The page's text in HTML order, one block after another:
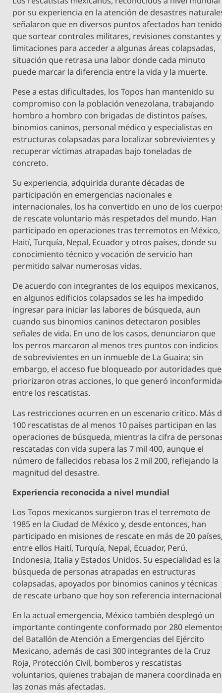
por su experiencia en la atención de desastres
señalaron que en diversos puntos afectados han tenido
que sortear controles militares, revisiones constantes y
limitaciones para acceder a algunas áreas colapsadas,
situación que retrasa una labor donde cada minuto
puede marcar la diferencia entre la vida y la muerte.
Pese a estas dificultades, los Topos han mantenido su
compromiso con la población venezolana, trabajando
hombro a hombro con brigadas de distintos países,
binomios caninos, personal médico y especialistas en
estructuras colapsadas para localizar sobrevivientes y
recuperar víctimas atrapadas bajo toneladas de
concreto.
Su experiencia, adquirida durante décadas de
participación en emergencias nacionales e
internacionales, los ha convertido en uno de los
de rescate voluntario más respetados del mundo. Han
participado en operaciones tras terremotos en México,
Haití, Turquía, Nepal, Ecuador y otros países, donde su
conocimiento técnico y vocación de servicio han
permitido salvar numerosas vidas.
De acuerdo con integrantes de los equipos mexicanos,
en algunos edificios colapsados se les ha impedido
ingresar para iniciar las labores de búsqueda, aun
cuando sus binomios caninos detectaron posibles
señales de vida. En uno de los casos, denunciaron que
los perros marcaron al menos tres puntos con indicios
de sobrevivientes en un inmueble de La Guaira; sin
embargo, el acceso fue bloqueado por autoridades que
priorizaron otras acciones, lo que generó
entre los rescatistas.
Las restricciones ocurren en un escenario crítico. Más
100 rescatistas de al menos 10 países participan en las
operaciones de búsqueda, mientras la cifra de
rescatadas con vida supera las 7 mil 400, aunque el
número de fallecidos rebasa los 2 mil 200, reflejando la
magnitud del desastre.
Experiencia reconocida a nivel mundial
Los Topos mexicanos surgieron tras el terremoto de
1985 en la Ciudad de México y, desde entonces, han
participado en misiones de rescate en más de 20
entre ellos Haití, Turquía, Nepal, Ecuador, Perú,
Indonesia, Italia y Estados Unidos. Su especialidad es la
búsqueda de personas atrapadas en estructuras
colapsadas, apoyados por binomios caninos y técnicas
de rescate urbano que hoy son referencia
En la actual emergencia, México también desplegó un
importante contingente conformado por 280
del Batallón de Atención a Emergencias del Ejército
Mexicano, además de casi 300 integrantes de la Cruz
Roja, Protección Civil, bomberos y rescatistas
voluntarios, quienes trabajan de manera coordinada en
las zonas más afectadas.